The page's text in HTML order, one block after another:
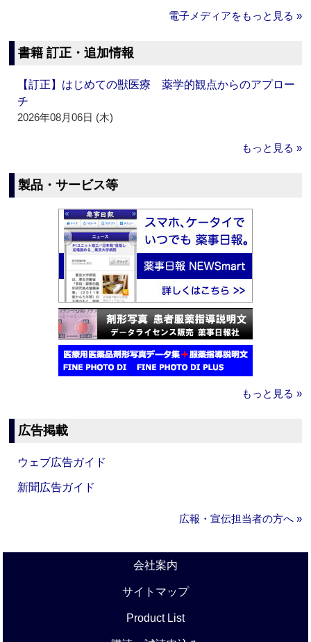
電子メディアをもっと見る »
書籍 訂正・追加情報
【訂正】はじめての獣医療 薬学的観点からのアプロー
チ
2026年08月06日 (木)
もっと見る »
製品・サービス等
もっと見る »
広告掲載
ウェブ広告ガイド
新聞広告ガイド
広報・宣伝担当者の方へ »
会社案内
サイトマップ
Product List